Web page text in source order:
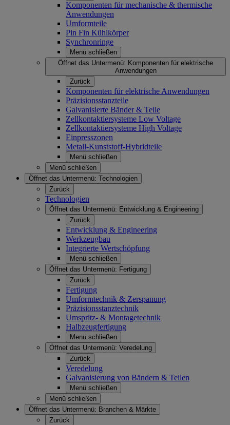
Komponenten für mechanische & thermische
Anwendungen
Umformteile
Pin Fin Kühlkörper
Synchronringe
Menü schließen
Öffnet das Untermenü: Komponenten für elektrische
Anwendungen
Zurück
Komponenten für elektrische Anwendungen
Präzisionsstanzteile
Galvanisierte Bänder & Teile
Zellkontaktiersysteme Low Voltage
Zellkontaktiersysteme High Voltage
Einpresszonen
Metall-Kunststoff-Hybridteile
Menü schließen
Menü schließen
Öffnet das Untermenü: Technologien
Zurück
Technologien
Öffnet das Untermenü: Entwicklung & Engineering
Zurück
Entwicklung & Engineering
Werkzeugbau
Integrierte Wertschöpfung
Menü schließen
Öffnet das Untermenü: Fertigung
Zurück
Fertigung
Umformtechnik & Zerspanung
Präzisionsstanztechnik
Umspritz- & Montagetechnik
Halbzeugfertigung
Menü schließen
Öffnet das Untermenü: Veredelung
Zurück
Veredelung
Galvanisierung von Bändern & Teilen
Menü schließen
Menü schließen
Öffnet das Untermenü: Branchen & Märkte
Zurück